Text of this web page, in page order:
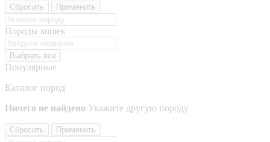
Сбросить Применить
Породы кошек
Выбрать все
Популярные
Каталог пород
Ничего не найдено Укажите другую породу
Сбросить Применить